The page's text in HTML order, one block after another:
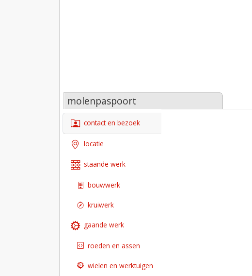
molenpaspoort
contact en bezoek
locatie
staande werk
bouwwerk
kruiwerk
gaande werk
roeden en assen
wielen en werktuigen